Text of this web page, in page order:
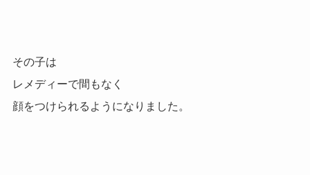
その子は
レメディーで間もなく
顔をつけられるようになりました。